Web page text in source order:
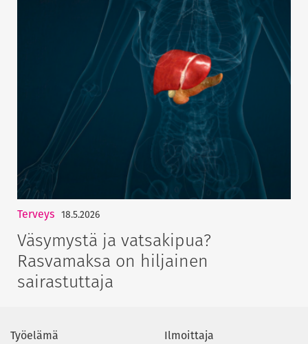
Terveys 18.5.2026
Väsymystä ja vatsakipua?
Rasvamaksa on hiljainen
sairastuttaja
Työelämä
Ilmoittaja